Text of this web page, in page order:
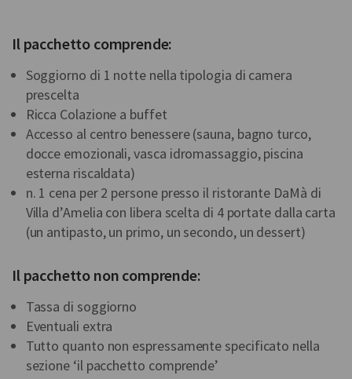
Il pacchetto comprende:
Soggiorno di 1 notte nella tipologia di camera
prescelta
Ricca Colazione a buffet
Accesso al centro benessere (sauna, bagno turco,
docce emozionali, vasca idromassaggio, piscina
esterna riscaldata)
n. 1 cena per 2 persone presso il ristorante DaMà di
Villa d’Amelia con libera scelta di 4 portate dalla carta
(un antipasto, un primo, un secondo, un dessert)
Il pacchetto non comprende:
Tassa di soggiorno
Eventuali extra
Tutto quanto non espressamente specificato nella
sezione ‘il pacchetto comprende’